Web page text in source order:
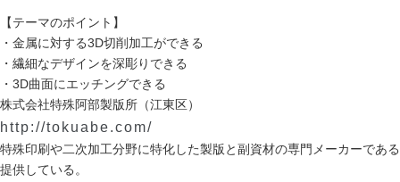
【テーマのポイント】
・金属に対する3D切削加工ができる
・繊細なデザインを深彫りできる
・3D曲面にエッチングできる
株式会社特殊阿部製版所（江東区）
http://tokuabe.com/
特殊印刷や二次加工分野に特化した製版と副資材の専門メーカーであ
提供している。